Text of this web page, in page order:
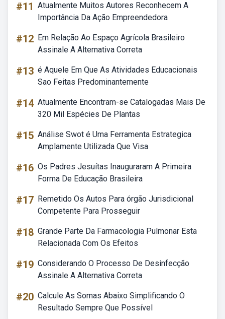
#11 Atualmente Muitos Autores Reconhecem A
Importância Da Ação Empreendedora
#12 Em Relação Ao Espaço Agrícola Brasileiro
Assinale A Alternativa Correta
#13 é Aquele Em Que As Atividades Educacionais
Sao Feitas Predominantemente
#14 Atualmente Encontram-se Catalogadas Mais De
320 Mil Espécies De Plantas
#15 Análise Swot é Uma Ferramenta Estrategica
Amplamente Utilizada Que Visa
#16 Os Padres Jesuítas Inauguraram A Primeira
Forma De Educação Brasileira
#17 Remetido Os Autos Para órgão Jurisdicional
Competente Para Prosseguir
#18 Grande Parte Da Farmacologia Pulmonar Esta
Relacionada Com Os Efeitos
#19 Considerando O Processo De Desinfecção
Assinale A Alternativa Correta
#20 Calcule As Somas Abaixo Simplificando O
Resultado Sempre Que Possível